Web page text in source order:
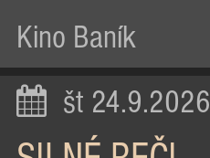
Kino Baník
št 24.9.2026